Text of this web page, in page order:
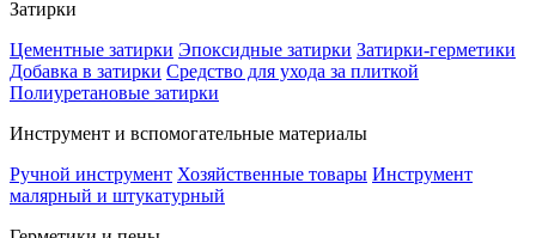
Затирки
Цементные затирки Эпоксидные затирки Затирки-герметики
Добавка в затирки Средство для ухода за плиткой
Полиуретановые затирки
Инструмент и вспомогательные материалы
Ручной инструмент Хозяйственные товары Инструмент
малярный и штукатурный